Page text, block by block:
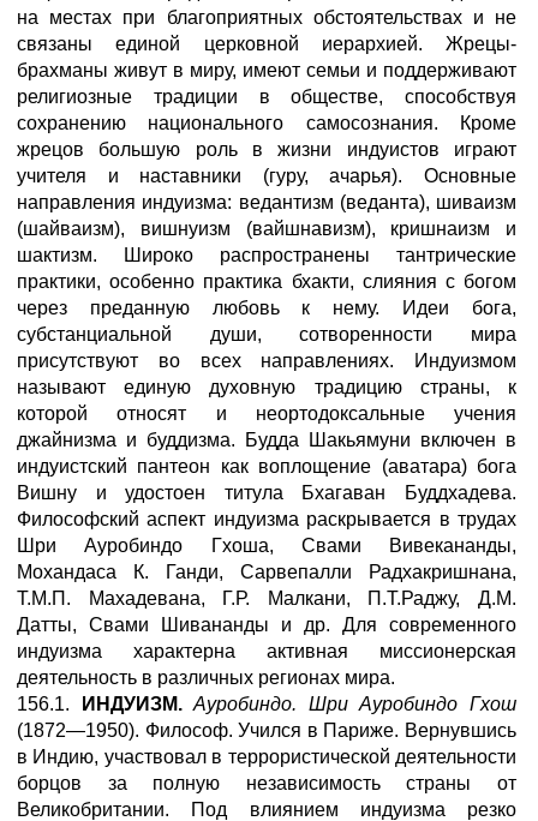
на местах при благоприятных обстоятельствах и не
связаны единой церковной иерархией. Жрецы-
брахманы живут в миру, имеют семьи и поддерживают
религиозные традиции в обществе, способствуя
сохранению национального самосознания. Кроме
жрецов большую роль в жизни индуистов играют
учителя и наставники (гуру, ачарья). Основные
направления индуизма: ведантизм (веданта), шиваизм
(шайваизм), вишнуизм (вайшнавизм), кришнаизм и
шактизм. Широко распространены тантрические
практики, особенно практика бхакти, слияния с богом
через преданную любовь к нему. Идеи бога,
субстанциальной души, сотворенности мира
присутствуют во всех направлениях. Индуизмом
называют единую духовную традицию страны, к
которой относят и неортодоксальные учения
джайнизма и буддизма. Будда Шакьямуни включен в
индуистский пантеон как воплощение (аватара) бога
Вишну и удостоен титула Бхагаван Буддхадева.
Философский аспект индуизма раскрывается в трудах
Шри Ауробиндо Гхоша, Свами Вивекананды,
Мохандаса К. Ганди, Сарвепалли Радхакришнана,
Т.М.П. Махадевана, Г.Р. Малкани, П.Т.Раджу, Д.М.
Датты, Свами Шивананды и др. Для современного
индуизма характерна активная миссионерская
деятельность в различных регионах мира.
156.1.
ИНДУИЗМ.Ауробиндо. Шри Ауробиндо Гхош
(1872—1950). Философ. Учился в Париже. Вернувшись
в Индию, участвовал в террористической деятельности
борцов за полную независимость страны от
Великобритании. Под влиянием индуизма резко